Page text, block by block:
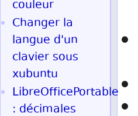
couleur
Changer la
langue d'un
clavier sous
xubuntu
LibreOfficePortable
: décimales